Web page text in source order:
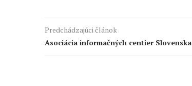
Predchádzajúci článok
Asociácia informačných centier Slovenska